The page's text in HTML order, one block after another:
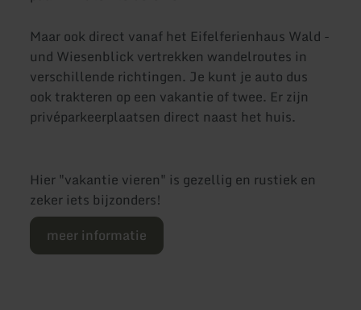
Maar ook direct vanaf het Eifelferienhaus Wald -
und Wiesenblick vertrekken wandelroutes in
verschillende richtingen. Je kunt je auto dus
ook trakteren op een vakantie of twee. Er zijn
privéparkeerplaatsen direct naast het huis.
Hier "vakantie vieren" is gezellig en rustiek en
zeker iets bijzonders!
meer informatie